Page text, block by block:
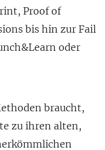
Proof of
bis hin zur Fail
oder
braucht,
zu ihren alten,